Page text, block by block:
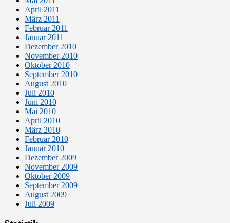
April 2011
März 2011
Februar 2011
Januar 2011
Dezember 2010
November 2010
Oktober 2010
September 2010
August 2010
Juli 2010
Juni 2010
Mai 2010
April 2010
März 2010
Februar 2010
Januar 2010
Dezember 2009
November 2009
Oktober 2009
September 2009
August 2009
Juli 2009